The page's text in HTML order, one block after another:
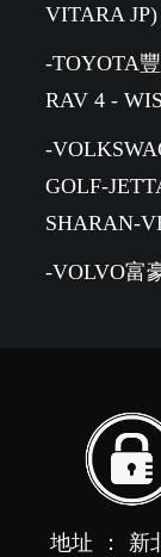
VITARA JP)
-TOYOTA
RAV 4 -
-
GOLF-
SHARAN-
-VOLVO富
地址 ：
新